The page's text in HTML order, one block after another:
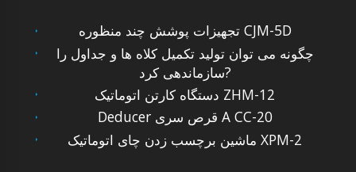
تجهیزات پوشش چند منظوره CJM-5D
چگونه می توان تولید تکمیل کلاه ها و جداول را
سازماندهی کرد?
دستگاه کارتن اتوماتیک ZHM-12
Deducer قرص سری A CC-20
ماشین برچسب زدن چای اتوماتیک XPM-2